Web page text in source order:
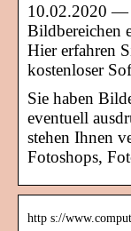
10.02.2020 —
Bildbereichen
Hier erfahren
kostenloser
Sie haben
eventuell
stehen Ihnen
Fotoshops,
http s://